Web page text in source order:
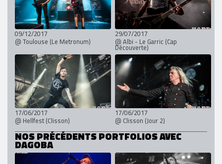
09/12/2017
@ Toulouse (Le Metronum)
29/07/2017
@ Albi - Le Garric (Cap
Découverte)
17/06/2017
@ Hellfest (Clisson)
17/06/2017
@ Clisson (Jour 2)
NOS PRÉCÉDENTS PORTFOLIOS AVEC
DAGOBA